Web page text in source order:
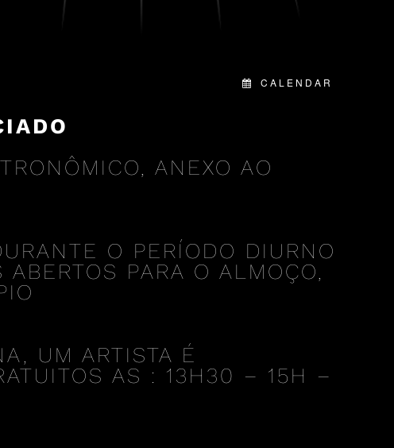
CALENDAR
ANEXO AO
O PERÍODO DIURNO
PARA O ALMOÇO,
UM ARTISTA É
AS : 13H30 – 15H –